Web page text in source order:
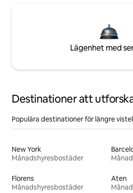
Lägenhet med
Destinationer att
Populära destinationer för längre
New York
Månadshyresbostäder
Florens
Månadshyresbostäder
Aten